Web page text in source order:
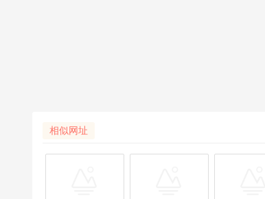
相似网址